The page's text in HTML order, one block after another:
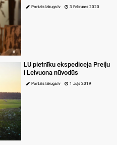
Portals lakuga.lv 3 Februars 2020
LU pietnīku ekspediceja Preiļu
i Leivuona nūvodūs
Portals lakuga.lv 1 Juļs 2019